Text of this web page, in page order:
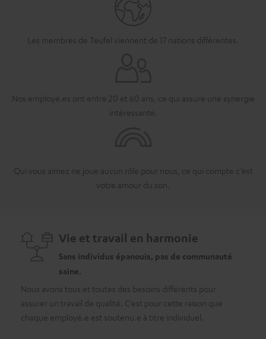
Les membres de Teufel viennent de 17 nations différentes.
Nos employé.es ont entre 20 et 60 ans, ce qui assure une synergie
intéressante.
Qui vous aimez ne joue aucun rôle pour nous, ce qui compte c’est
votre amour du son.
Vie et travail en harmonie
Sans individus épanouis, pas de communauté
saine.
Nous avons tous et toutes des besoins différents pour
assurer un travail de qualité. C’est pour cette raison que
chaque employé.e est soutenu.e à titre individuel.